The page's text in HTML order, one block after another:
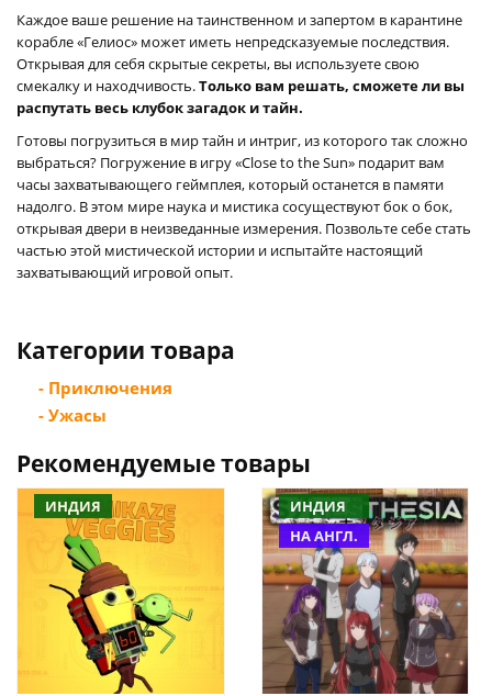
Каждое ваше решение на таинственном и запертом в карантине
корабле «Гелиос» может иметь непредсказуемые последствия.
Открывая для себя скрытые секреты, вы используете свою
смекалку и находчивость.Только вам решать, сможете ли вы
распутать весь клубок загадок и тайн.
Готовы погрузиться в мир тайн и интриг, из которого так сложно
выбраться? Погружение в игру «Close to the Sun» подарит вам
часы захватывающего геймплея, который останется в памяти
надолго. В этом мире наука и мистика сосуществуют бок о бок,
открывая двери в неизведанные измерения. Позвольте себе стать
частью этой мистической истории и испытайте настоящий
захватывающий игровой опыт.
Категории товара
- Приключения
- Ужасы
Рекомендуемые товары
ИНДИЯ
ИНДИЯ
НА АНГЛ.